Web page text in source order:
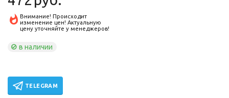
Внимание! Происходит
изменение цен! Актуальную
цену уточняйте у менеджеров!
в наличии
TELEGRAM